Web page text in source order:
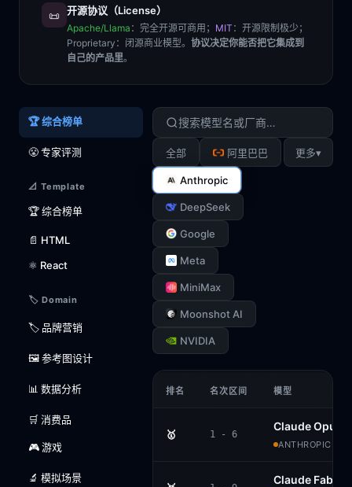
📜 开源协议（License）
Apache/Llama ：完全开源可商用； MIT ：开源限制极少；
Proprietary ：闭源商业模型。 协议决定你能否把它集成到
自己的产品里。
🏆 综合榜单
😤 专家评测
📐 Template
🏆 综合榜单
📄 HTML
⚛️ React
🏷️ Domain
🏷️ 品牌营销
🖼️ 参考图设计
📊 数据分析
🛒 消费品
🎮 游戏
🔬 模拟场景
全部 阿里巴巴
Anthropic
DeepSeek
Google
Meta
MiniMax
Moonshot AI
NVIDIA
更多▾
排名 名次区间 模型
🥇 1 - 6
Claude Opus
ANTHROPIC ·
Claude Fable